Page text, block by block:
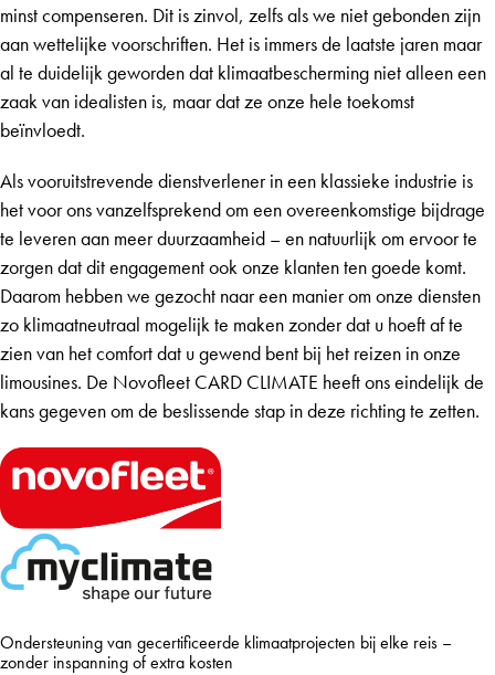
minst compenseren. Dit is zinvol, zelfs als we niet gebonden zijn
aan wettelijke voorschriften. Het is immers de laatste jaren maar
al te duidelijk geworden dat klimaatbescherming niet alleen een
zaak van idealisten is, maar dat ze onze hele toekomst
beïnvloedt.
Als vooruitstrevende dienstverlener in een klassieke industrie is
het voor ons vanzelfsprekend om een overeenkomstige bijdrage
te leveren aan meer duurzaamheid – en natuurlijk om ervoor te
zorgen dat dit engagement ook onze klanten ten goede komt.
Daarom hebben we gezocht naar een manier om onze diensten
zo klimaatneutraal mogelijk te maken zonder dat u hoeft af te
zien van het comfort dat u gewend bent bij het reizen in onze
limousines. De Novofleet CARD CLIMATE heeft ons eindelijk de
kans gegeven om de beslissende stap in deze richting te zetten.
Ondersteuning van gecertificeerde klimaatprojecten bij elke reis –
zonder inspanning of extra kosten